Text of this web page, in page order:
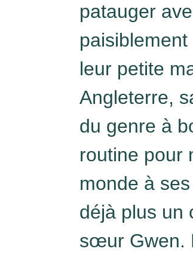
patauger
leur petite
Angleterre,
du genre à
routine pour
monde à
déjà plus un
sœur Gwen.